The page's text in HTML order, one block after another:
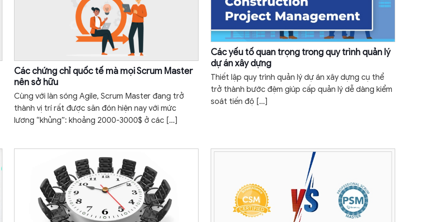
Các chứng chỉ quốc tế mà mọi Scrum Master
nên sở hữu
Cùng với làn sóng Agile, Scrum Master đang trở
thành vị trí rất được săn đón hiện nay với mức
lương “khủng”: khoảng 2000-3000$ ở các […]
Các yếu tố quan trọng trong quy trình quản lý
dự án xây dựng
Thiết lập quy trình quản lý dự án xây dựng cụ thể
trở thành bước đệm giúp cấp quản lý dễ dàng kiểm
soát tiến độ […]